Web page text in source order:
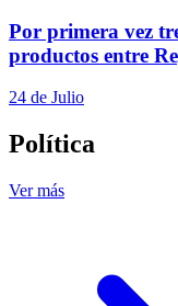
Por primera vez
productos entre
24 de Julio
Política
Ver más